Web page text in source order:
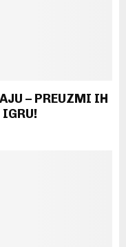
– PREUZMI IH
IGRU!